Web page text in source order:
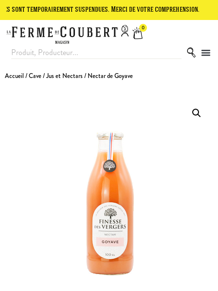
suspendues. Merci de votre compréhension. Le site
0
Accueil /Cave/Jus et Nectars/ Nectar de Goyave